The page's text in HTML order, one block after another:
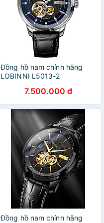
Đồng hồ nam chính hãng
LOBINNI L5013-2
7.500.000 đ
Đồng hồ nam chính hãng